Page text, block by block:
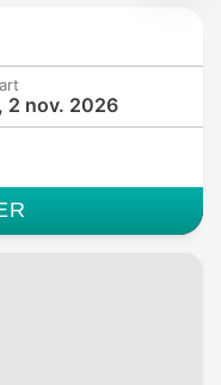
2 nov. 2026